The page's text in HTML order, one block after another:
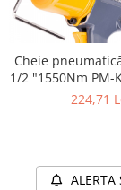
Cheie
1/2 "1550Nm PM-
224,71
ALERTA